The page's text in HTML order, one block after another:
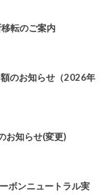
転のご案内
のお知らせ（2026年
お知らせ(変更)
ボンニュートラル実